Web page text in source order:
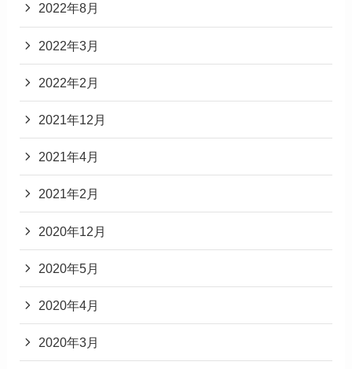
2022年8月
2022年3月
2022年2月
2021年12月
2021年4月
2021年2月
2020年12月
2020年5月
2020年4月
2020年3月